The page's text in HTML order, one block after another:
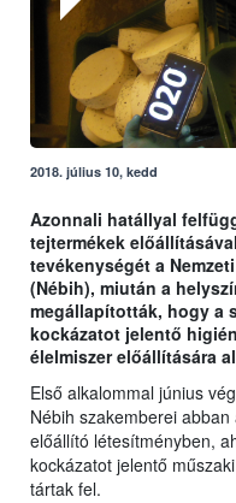
2018. július 10, kedd
Azonnali hatállyal
tejtermékek
tevékenységét a
(Nébih), miután a
megállapították, hogy a
kockázatot jelentő
élelmiszer előállítására
Első alkalommal június
Nébih szakemberei
előállító létesítményben,
kockázatot jelentő
tártak fel.